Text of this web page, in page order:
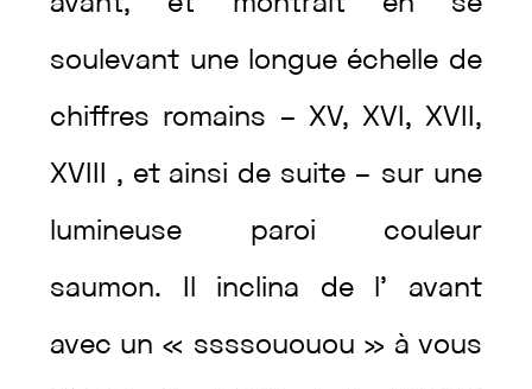
soulevant une longue échelle de
chiffres romains –XV,XVI , XVII ,
XVIII , et ainsi de suite – sur une
lumineuse paroi couleur
saumon. inclina de l’ avant
avec un « ssssououou » à vous